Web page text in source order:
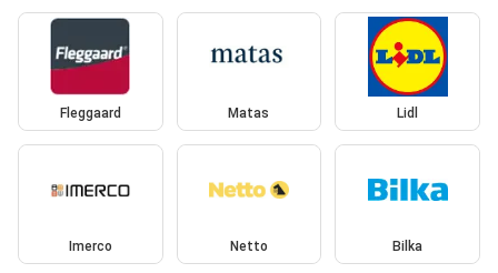
Fleggaard Matas Lidl
Imerco Netto Bilka